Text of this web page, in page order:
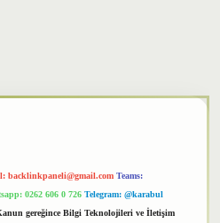
backlinkpaneli@gmail.com Teams:
0262 606 0 726 Telegram: @karabul
gereğince Bilgi Teknolojileri ve İletişim